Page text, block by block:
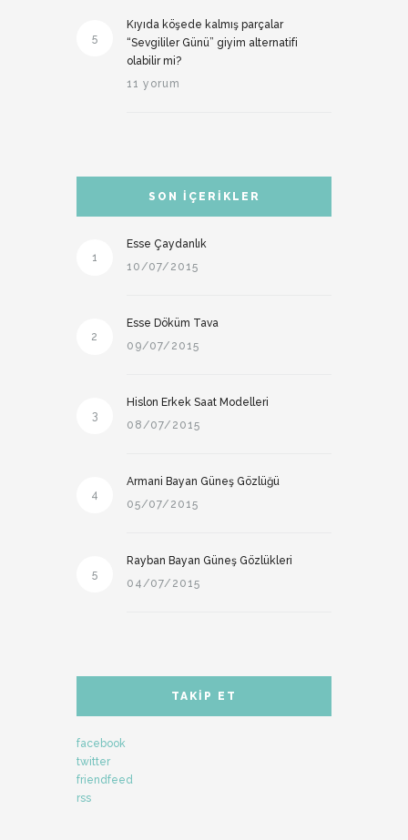
5
Kıyıda köşede kalmış parçalar
“Sevgililer Günü” giyim alternatifi
olabilir mi?
11 yorum
SON İÇERIKLER
1
Esse Çaydanlık
10/07/2015
2
Esse Döküm Tava
09/07/2015
3
Hislon Erkek Saat Modelleri
08/07/2015
4
Armani Bayan Güneş Gözlüğü
05/07/2015
5
Rayban Bayan Güneş Gözlükleri
04/07/2015
TAKIP ET
facebook
twitter
friendfeed
rss